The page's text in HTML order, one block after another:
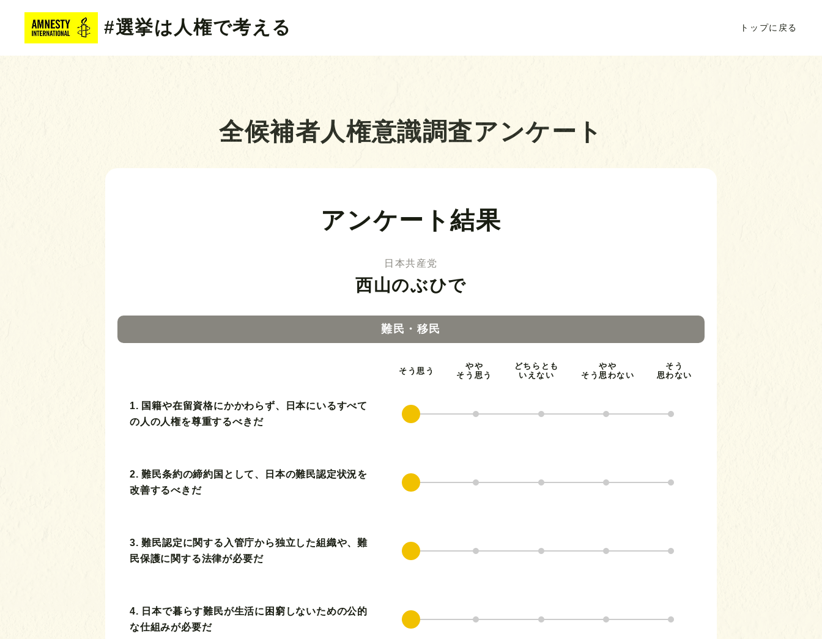
#選挙は人権で考える トップに戻る
全候補者人権意識調査アンケート
アンケート結果
日本共産党
西山のぶひで
難民・移民
そう思う
やや
そう思う
どちらとも
いえない
やや
そう思わない
そう
思わない
1. 国籍や在留資格にかかわらず、日本にいるすべて
の人の人権を尊重するべきだ
2. 難民条約の締約国として、日本の難民認定状況を
改善するべきだ
3. 難民認定に関する入管庁から独立した組織や、難
民保護に関する法律が必要だ
4. 日本で暮らす難民が生活に困窮しないための公的
な仕組みが必要だ